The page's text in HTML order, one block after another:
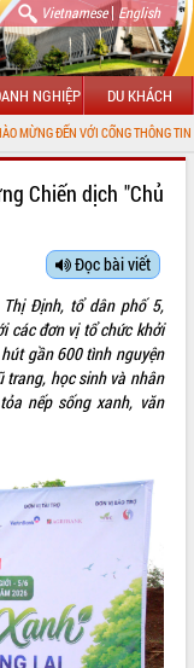
Vietnamese| English
NGHIỆP DU KHÁCH
CỔNG THÔNG TIN ĐIỆN TỬ TỈNH
Chiến dịch "Chủ
Đọc bài viết
Định, tổ dân phố 5,
các đơn vị tổ chức khởi
gần 600 tình nguyện
trang, học sinh và nhân
nếp sống xanh, văn